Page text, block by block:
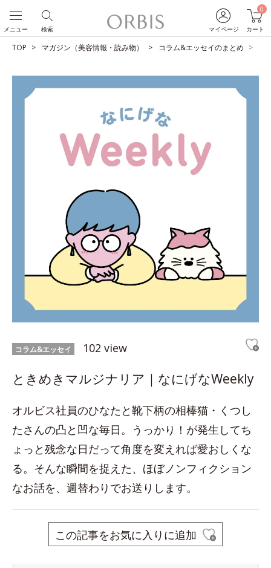
マイページ
0
カート
検索
メニュー
TOP マガジン（美容情報・読み物） コラム&エッセイのまとめ
コラム&エッセイ 102 view
ときめきマルジナリア｜なにげなWeekly
オルビス社員のひなたと靴下柄の相棒猫・くつし
たさんの凸と凹な毎日。うっかり！が発生してち
ょっと残念な日だって角度を変えれば愛おしくな
る。そんな瞬間を捉えた、ほぼノンフィクション
なお話を、週替わりでお送りします。
この記事をお気に入りに追加